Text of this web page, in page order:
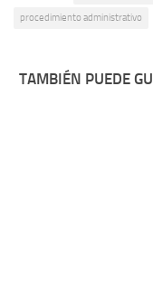
procedimiento administrativo
TAMBIÉN PUEDE